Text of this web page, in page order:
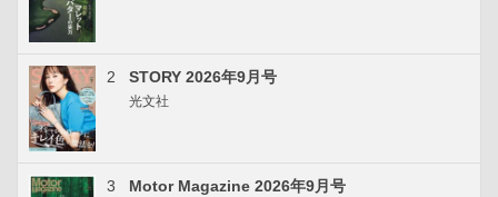
2 STORY 2026年9月号
光文社
3 Motor Magazine 2026年9月号